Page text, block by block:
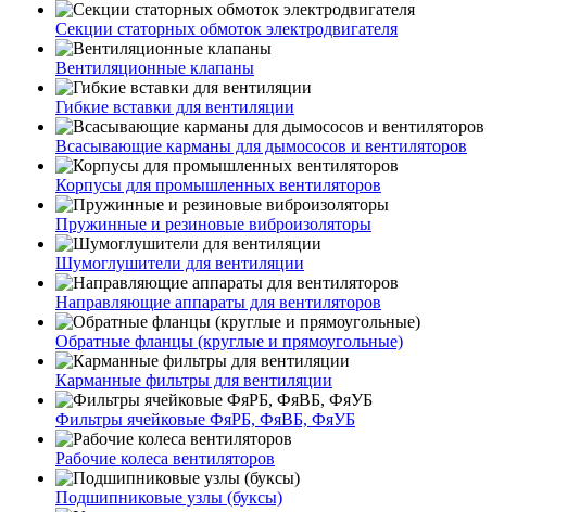
Секции статорных обмоток электродвигателя
Вентиляционные клапаны
Гибкие вставки для вентиляции
Всасывающие карманы для дымососов и вентиляторов
Корпусы для промышленных вентиляторов
Пружинные и резиновые виброизоляторы
Шумоглушители для вентиляции
Направляющие аппараты для вентиляторов
Обратные фланцы (круглые и прямоугольные)
Карманные фильтры для вентиляции
Фильтры ячейковые ФяРБ, ФяВБ, ФяУБ
Рабочие колеса вентиляторов
Подшипниковые узлы (буксы)